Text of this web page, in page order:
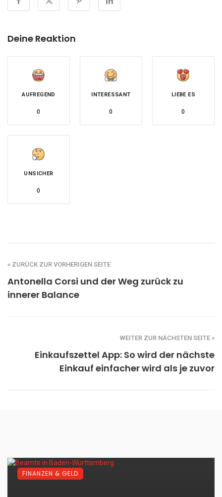
Deine Reaktion
AUFREGEND
0
INTERESSANT
0
LIEBE ES
0
UNSICHER
0
« ZURÜCK ZUR VORHERIGEN SEITE
Antonella Corsi und der Weg zurück zu
innerer Balance
WEITER ZUR NÄCHSTEN SEITE »
Einkaufszettel App: So wird der nächste
Einkauf einfacher wird als je zuvor
FINANZEN & GELD